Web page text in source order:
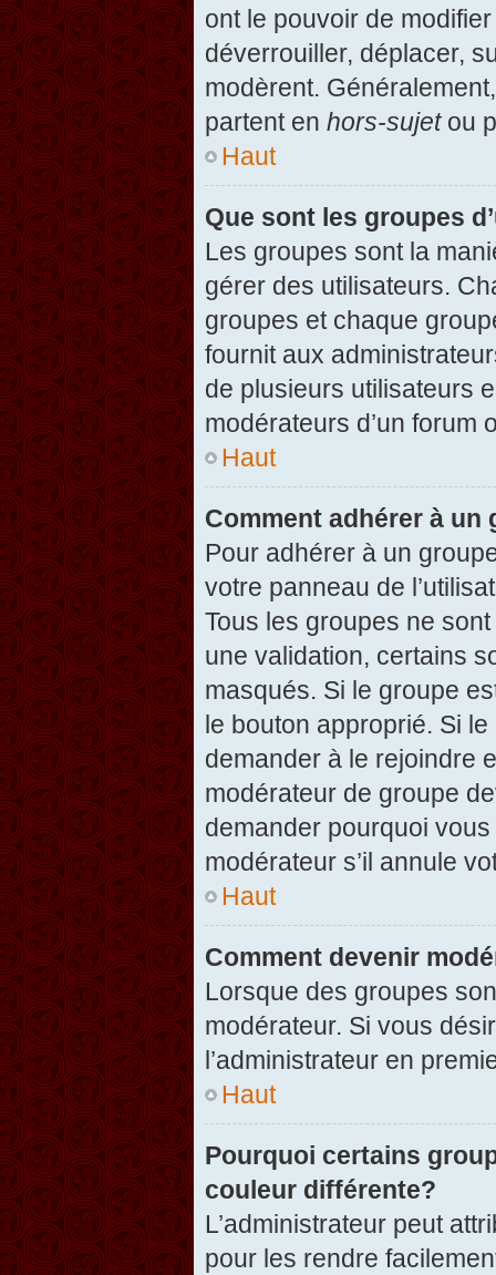
ont le pouvoir de
déverrouiller, déplacer,
modèrent.
partent en hors-sujetou
Haut
Que sont les groupes
Les groupes sont la
gérer des utilisateurs.
groupes et chaque
fournit aux
de plusieurs utilisateurs
modérateurs d’un forum
Haut
Comment adhérer à un
Pour adhérer à un
votre panneau de
Tous les groupes ne
une validation, certains
masqués. Si le groupe
le bouton approprié. Si
demander à le rejoindre
modérateur de groupe
demander pourquoi
modérateur s’il annule
Haut
Comment devenir
Lorsque des groupes
modérateur. Si vous
l’administrateur en
Haut
Pourquoi certains
couleur différente?
L’administrateur peut
pour les rendre